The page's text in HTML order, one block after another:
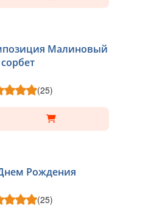
Малиновый
сорбет
(25)
Рождения
(25)